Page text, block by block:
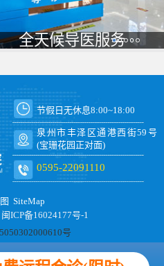
全天候导医服务
节假日无休息8:00~18:00
泉州市丰泽区通港西街59号
(宝珊花园正对面)
0595-22091110
SiteMap
ICP备16024177号-1
号